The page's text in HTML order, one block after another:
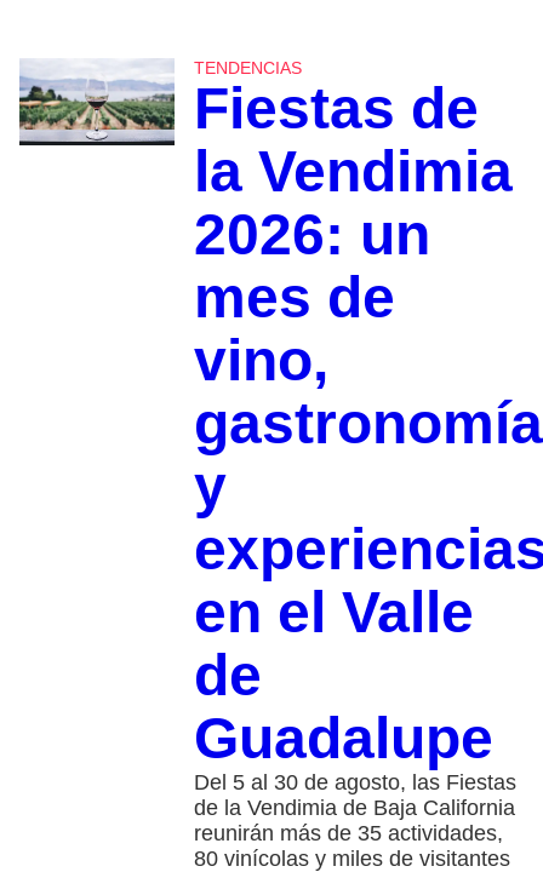
TENDENCIAS
Fiestas de
la Vendimia
2026: un
mes de
vino,
gastronomía
y
en el Valle
de
Guadalupe
Del 5 al 30 de agosto, las Fiestas
de la Vendimia de Baja California
reunirán más de 35 actividades,
80 vinícolas y miles de visitantes